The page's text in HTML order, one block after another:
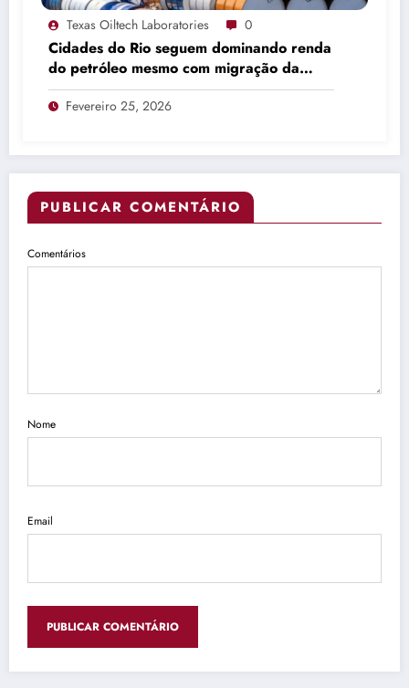
Texas Oiltech Laboratories 0
Cidades do Rio seguem dominando renda
do petróleo mesmo com migração da
produção
Fevereiro 25, 2026
PUBLICAR COMENTÁRIO
Comentários
Nome
Email